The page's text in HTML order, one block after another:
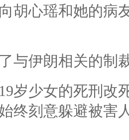
胡心瑶和她的病
与伊朗相关的制
岁少女的死刑改
终刻意躲避被害